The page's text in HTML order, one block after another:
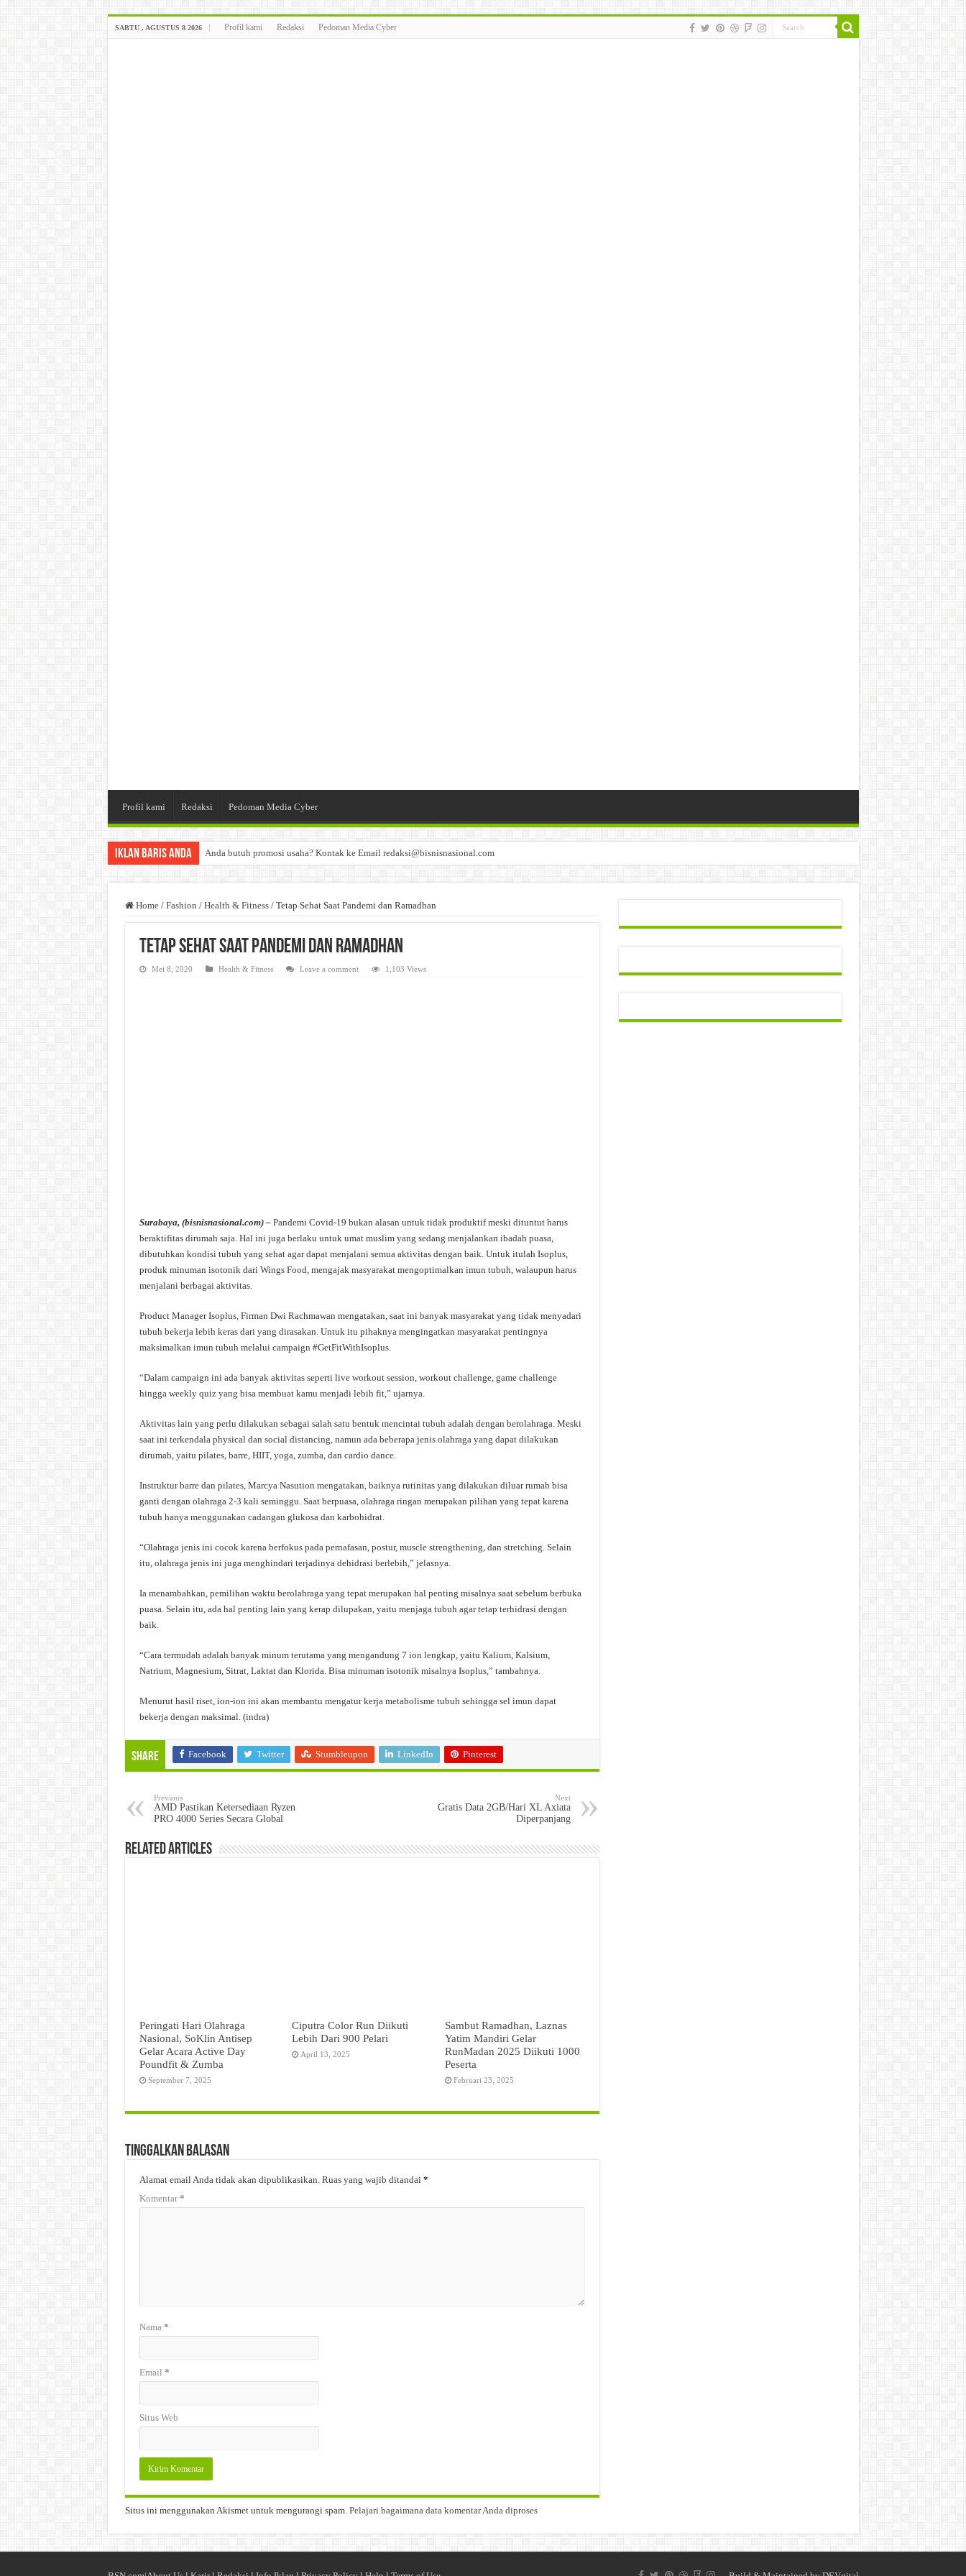
SABTU , AGUSTUS 8 2026 Profil kami Redaksi Pedoman Media Cyber
Profil kami Redaksi Pedoman Media Cyber
Iklan Baris Anda Anda butuh promosi usaha? Kontak ke Email redaksi@bisnisnasional.com
Home / Fashion / Health & Fitness / Tetap Sehat Saat Pandemi dan Ramadhan
Tetap Sehat Saat Pandemi dan Ramadhan
Mei 8, 2020 Health & Fitness Leave a comment 1,103 Views
Surabaya, (bisnisnasional.com) – Pandemi Covid-19 bukan alasan untuk tidak produktif meski dituntut harus
beraktifitas dirumah saja. Hal ini juga berlaku untuk umat muslim yang sedang menjalankan ibadah puasa,
dibutuhkan kondisi tubuh yang sehat agar dapat menjalani semua aktivitas dengan baik. Untuk itulah Isoplus,
produk minuman isotonik dari Wings Food, mengajak masyarakat mengoptimalkan imun tubuh, walaupun harus
menjalani berbagai aktivitas.
Product Manager Isoplus, Firman Dwi Rachmawan mengatakan, saat ini banyak masyarakat yang tidak menyadari
tubuh bekerja lebih keras dari yang dirasakan. Untuk itu pihaknya mengingatkan masyarakat pentingnya
maksimalkan imun tubuh melalui campaign #GetFitWithIsoplus.
“Dalam campaign ini ada banyak aktivitas seperti live workout session, workout challenge, game challenge
hingga weekly quiz yang bisa membuat kamu menjadi lebih fit,” ujarnya.
Aktivitas lain yang perlu dilakukan sebagai salah satu bentuk mencintai tubuh adalah dengan berolahraga. Meski
saat ini terkendala physical dan social distancing, namun ada beberapa jenis olahraga yang dapat dilakukan
dirumah, yaitu pilates, barre, HIIT, yoga, zumba, dan cardio dance.
Instruktur barre dan pilates, Marcya Nasution mengatakan, baiknya rutinitas yang dilakukan diluar rumah bisa
ganti dengan olahraga 2-3 kali seminggu. Saat berpuasa, olahraga ringan merupakan pilihan yang tepat karena
tubuh hanya menggunakan cadangan glukosa dan karbohidrat.
“Olahraga jenis ini cocok karena berfokus pada pernafasan, postur, muscle strengthening, dan stretching. Selain
itu, olahraga jenis ini juga menghindari terjadinya dehidrasi berlebih,” jelasnya.
Ia menambahkan, pemilihan waktu berolahraga yang tepat merupakan hal penting misalnya saat sebelum berbuka
puasa. Selain itu, ada hal penting lain yang kerap dilupakan, yaitu menjaga tubuh agar tetap terhidrasi dengan
baik.
“Cara termudah adalah banyak minum terutama yang mengandung 7 ion lengkap, yaitu Kalium, Kalsium,
Natrium, Magnesium, Sitrat, Laktat dan Klorida. Bisa minuman isotonik misalnya Isoplus,” tambahnya.
Menurut hasil riset, ion-ion ini akan membantu mengatur kerja metabolisme tubuh sehingga sel imun dapat
bekerja dengan maksimal. (indra)
Share Facebook Twitter Stumbleupon LinkedIn Pinterest
Previous
AMD Pastikan Ketersediaan Ryzen
PRO 4000 Series Secara Global
Next
Gratis Data 2GB/Hari XL Axiata
Diperpanjang
Related Articles
Peringati Hari Olahraga
Nasional, SoKlin Antisep
Gelar Acara Active Day
Poundfit & Zumba
September 7, 2025
Ciputra Color Run Diikuti
Lebih Dari 900 Pelari
April 13, 2025
Sambut Ramadhan, Laznas
Yatim Mandiri Gelar
RunMadan 2025 Diikuti 1000
Peserta
Februari 23, 2025
Tinggalkan Balasan
Alamat email Anda tidak akan dipublikasikan. Ruas yang wajib ditandai *
Komentar*
Nama *
Email *
Situs Web
Situs ini menggunakan Akismet untuk mengurangi spam. Pelajari bagaimana data komentar Anda diproses